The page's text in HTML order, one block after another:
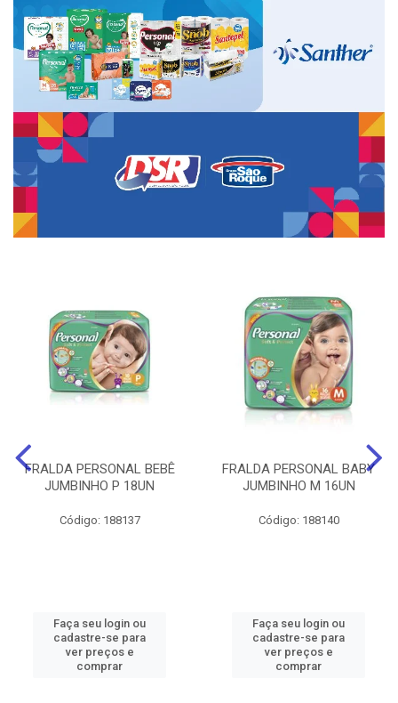
FRALDA PERSONAL BEBÊ
JUMBINHO P 18UN
Código: 188137
Faça seu login ou
cadastre-se para
ver preços e
comprar
FRALDA PERSONAL BABY
JUMBINHO M 16UN
Código: 188140
Faça seu login ou
cadastre-se para
ver preços e
comprar